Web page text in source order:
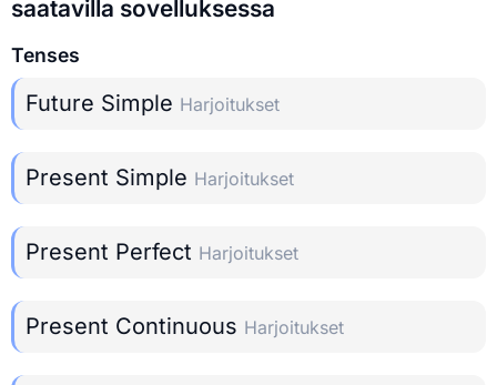
saatavilla sovelluksessa
Tenses
Future Simple Harjoitukset
Present Simple Harjoitukset
Present Perfect Harjoitukset
Present Continuous Harjoitukset